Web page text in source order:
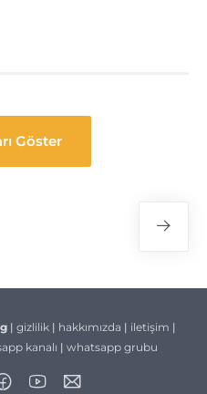
Göster
| gizlilik| hakkımızda | iletişim |
kanalı | whatsapp grubu